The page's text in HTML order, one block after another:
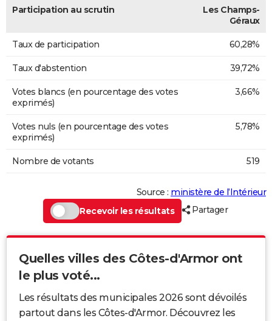
Bricolage
Television
Participation au scrutin
Les Champs-
Géraux
Taux de participation 60,28%
Taux d'abstention 39,72%
Votes blancs (en pourcentage des votes
exprimés)
3,66%
Votes nuls (en pourcentage des votes
exprimés)
5,78%
Nombre de votants 519
Source : ministère de l’Intérieur
Recevoir les résultats
Partager
Quelles villes des Côtes-d'Armor ont
le plus voté...
Les résultats des municipales 2026 sont dévoilés
partout dans les Côtes-d'Armor. Découvrez les